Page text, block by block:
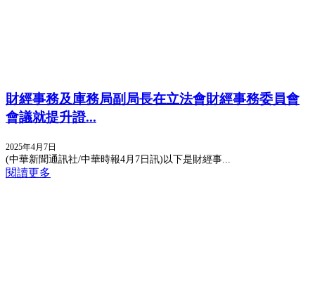
財經事務及庫務局副局長在立法會財經事務委員會
會議就提升證...
2025年4月7日
(中華新聞通訊社/中華時報4月7日訊)以下是財經事...
閱讀更多